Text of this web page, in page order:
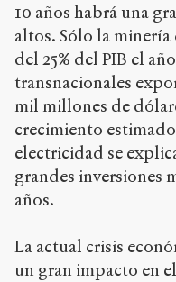
10 años habrá una
altos. Sólo la
del 25% del PIB el
transnacionales
mil millones de
crecimiento
electricidad se
grandes inversiones
años.
La actual crisis
un gran impacto en